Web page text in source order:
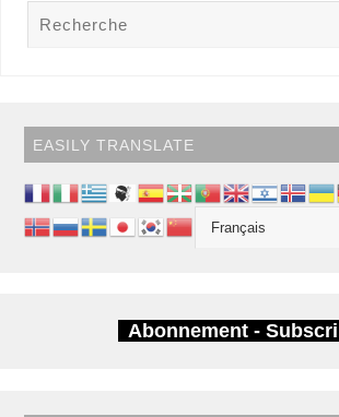
EASILY TRANSLATE
Abonnement -